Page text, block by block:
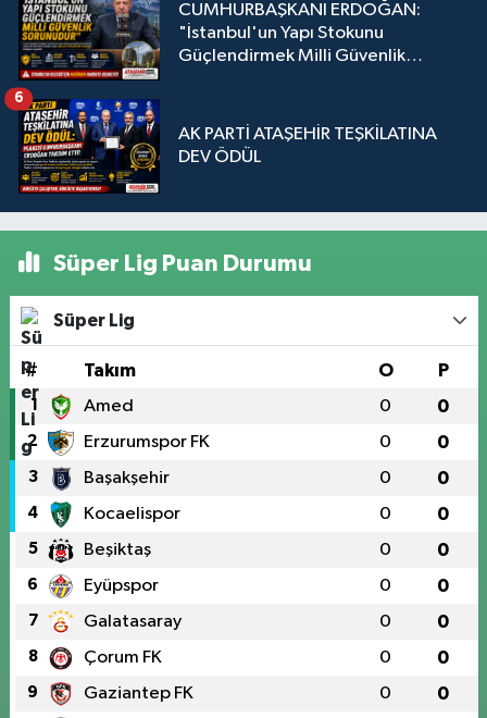
CUMHURBAŞKANI ERDOĞAN:
"İstanbul'un Yapı Stokunu
Güçlendirmek Milli Güvenlik
AK PARTİ ATAŞEHİR TEŞKİLATINA
DEV ÖDÜL
6
Süper Lig Puan Durumu
Süper Lig
# Takım O P
1 Amed 0 0
2 Erzurumspor FK 0 0
3 Başakşehir 0 0
4 Kocaelispor 0 0
5 Beşiktaş 0 0
6 Eyüpspor 0 0
7 Galatasaray 0 0
8 Çorum FK 0 0
9 Gaziantep FK 0 0